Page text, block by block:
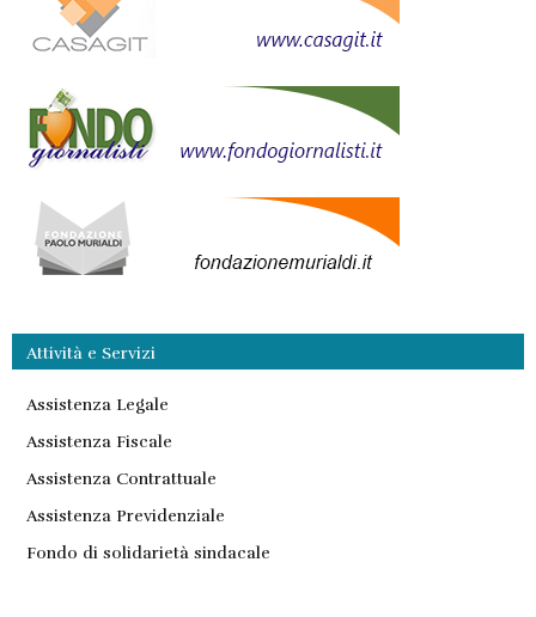
Attività e Servizi
Assistenza Legale
Assistenza Fiscale
Assistenza Contrattuale
Assistenza Previdenziale
Fondo di solidarietà sindacale